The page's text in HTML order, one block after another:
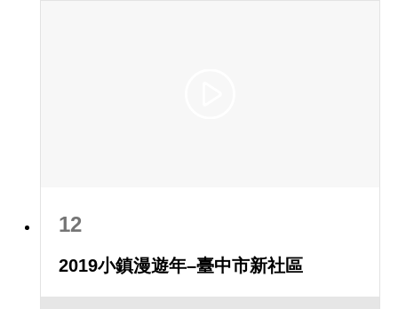
12
2019小鎮漫遊年–臺中市新社區